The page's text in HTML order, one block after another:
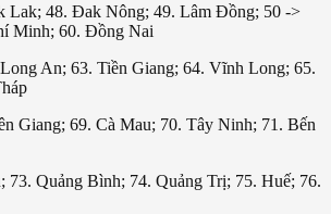
Lak; 48. Đak Nông; 49. Lâm Đồng; 50 ->
Minh; 60. Đồng Nai
An; 63. Tiền Giang; 64. Vĩnh Long; 65.
Giang; 69. Cà Mau; 70. Tây Ninh; 71. Bến
73. Quảng Bình; 74. Quảng Trị; 75. Huế; 76.